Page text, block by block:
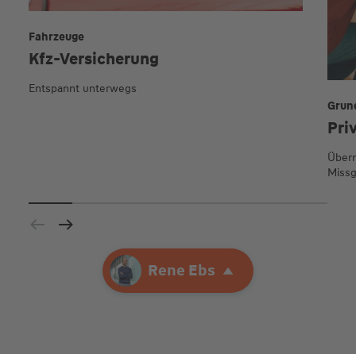
Ihre AgenturRene Ebs
Rene Ebs
Kfz-Versicherung
Fahrzeuge
Entspannt unterwegs